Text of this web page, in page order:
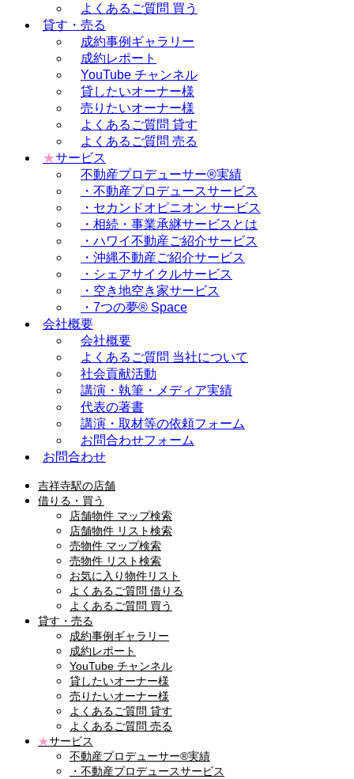
よくあるご質問 買う
貸す・売る
成約事例ギャラリー
成約レポート
YouTube チャンネル
貸したいオーナー様
売りたいオーナー様
よくあるご質問 貸す
よくあるご質問 売る
★サービス
不動産プロデューサー®実績
・不動産プロデュースサービス
・セカンドオピニオン サービス
・相続・事業承継サービスとは
・ハワイ不動産ご紹介サービス
・沖縄不動産ご紹介サービス
・シェアサイクルサービス
・空き地空き家サービス
・7つの夢® Space
会社概要
会社概要
よくあるご質問 当社について
社会貢献活動
講演・執筆・メディア実績
代表の著書
講演・取材等の依頼フォーム
お問合わせフォーム
お問合わせ
吉祥寺駅の店舗
借りる・買う
店舗物件 マップ検索
店舗物件 リスト検索
売物件 マップ検索
売物件 リスト検索
お気に入り物件リスト
よくあるご質問 借りる
よくあるご質問 買う
貸す・売る
成約事例ギャラリー
成約レポート
YouTube チャンネル
貸したいオーナー様
売りたいオーナー様
よくあるご質問 貸す
よくあるご質問 売る
★サービス
不動産プロデューサー®実績
・不動産プロデュースサービス